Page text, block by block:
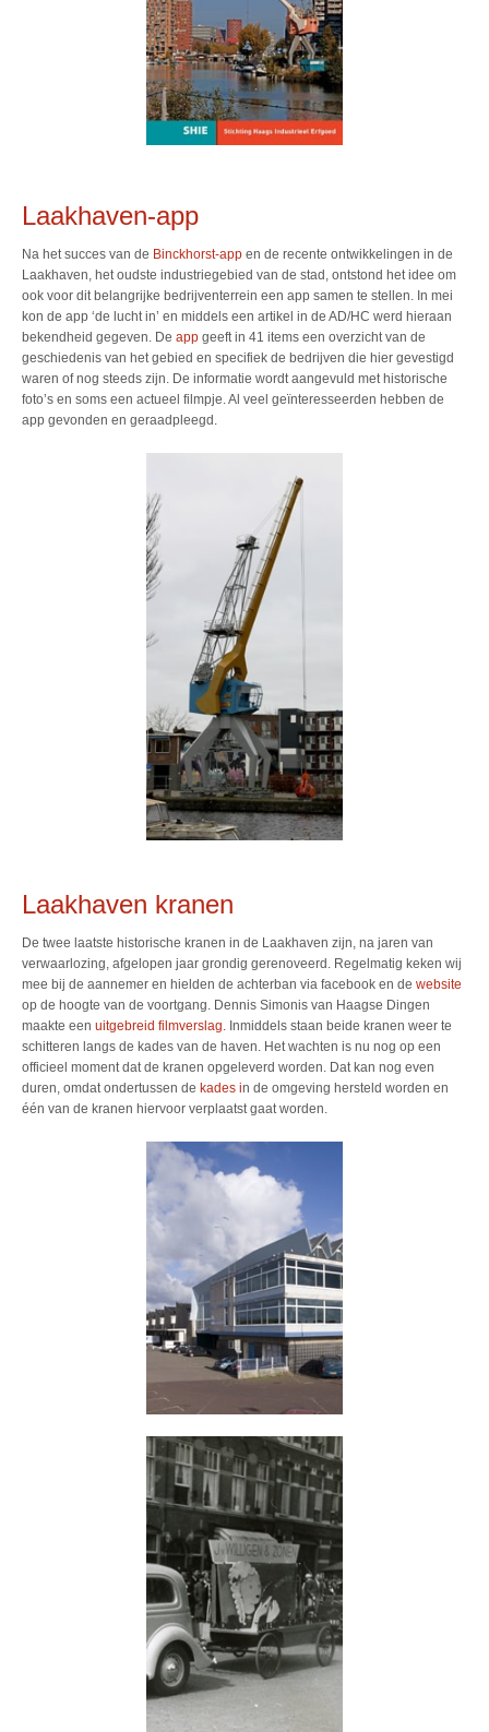
Laakhaven-app
Na het succes van de Binckhorst-app en de recente ontwikkelingen in de
Laakhaven, het oudste industriegebied van de stad, ontstond het idee om
ook voor dit belangrijke bedrijventerrein een app samen te stellen. In mei
kon de app ‘de lucht in’ en middels een artikel in de AD/HC werd hieraan
bekendheid gegeven. De app geeft in 41 items een overzicht van de
geschiedenis van het gebied en specifiek de bedrijven die hier gevestigd
waren of nog steeds zijn. De informatie wordt aangevuld met historische
foto’s en soms een actueel filmpje. Al veel geïnteresseerden hebben de
app gevonden en geraadpleegd.
Laakhaven kranen
De twee laatste historische kranen in de Laakhaven zijn, na jaren van
verwaarlozing, afgelopen jaar grondig gerenoveerd. Regelmatig keken wij
mee bij de aannemer en hielden de achterban via facebook en de website
op de hoogte van de voortgang. Dennis Simonis van Haagse Dingen
maakte een uitgebreid filmverslag. Inmiddels staan beide kranen weer te
schitteren langs de kades van de haven. Het wachten is nu nog op een
officieel moment dat de kranen opgeleverd worden. Dat kan nog even
duren, omdat ondertussen de kades in de omgeving hersteld worden en
één van de kranen hiervoor verplaatst gaat worden.